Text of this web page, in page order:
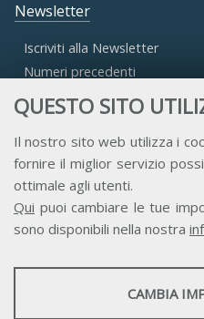
QUESTO SITO
Il nostro sito web utilizza i
fornire il miglior servizio
ottimale agli utenti.
Qui puoi cambiare le tue
sono disponibili nella nostra
STATISTICHE
CAMBIA
Newsletter
Iscriviti alla Newsletter
Numeri precedenti
Accesso Aderenti
Accesso Consulta
Accesso Team